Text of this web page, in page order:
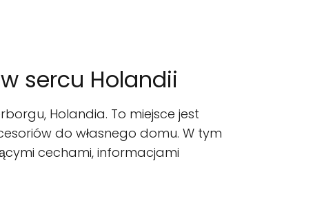
sercu Holandii
Holandia. To miejsce jest
do własnego domu. W tym
cechami, informacjami